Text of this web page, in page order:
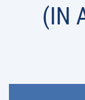
(IN